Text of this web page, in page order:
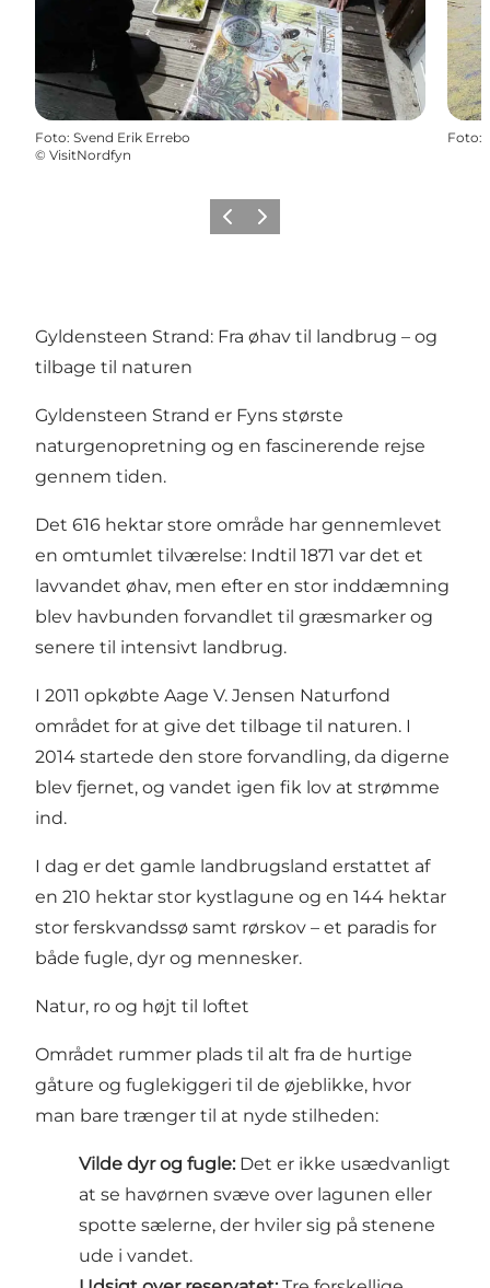
Foto: Svend Erik Errebo
© VisitNordfyn
Foto:
ForrigeNæste
Gyldensteen Strand: Fra øhav til landbrug – og
tilbage til naturen
Gyldensteen Strand er Fyns største
naturgenopretning og en fascinerende rejse
gennem tiden.
Det 616 hektar store område har gennemlevet
en omtumlet tilværelse: Indtil 1871 var det et
lavvandet øhav, men efter en stor inddæmning
blev havbunden forvandlet til græsmarker og
senere til intensivt landbrug.
I 2011 opkøbte Aage V. Jensen Naturfond
området for at give det tilbage til naturen. I
2014 startede den store forvandling, da digerne
blev fjernet, og vandet igen fik lov at strømme
ind.
I dag er det gamle landbrugsland erstattet af
en 210 hektar stor kystlagune og en 144 hektar
stor ferskvandssø samt rørskov – et paradis for
både fugle, dyr og mennesker.
Natur, ro og højt til loftet
Området rummer plads til alt fra de hurtige
gåture og fuglekiggeri til de øjeblikke, hvor
man bare trænger til at nyde stilheden:
Vilde dyr og fugle: Det er ikke usædvanligt
at se havørnen svæve over lagunen eller
spotte sælerne, der hviler sig på stenene
ude i vandet.